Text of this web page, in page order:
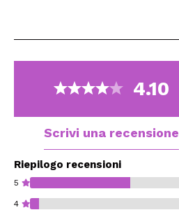
4.10
Scrivi una recensione
Riepilogo recensioni
5
4